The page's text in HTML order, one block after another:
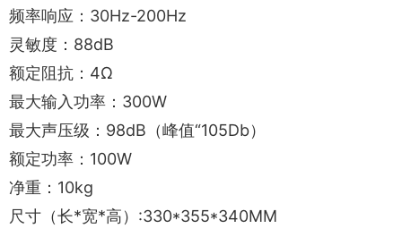
频率响应：30Hz-200Hz
灵敏度：88dB
额定阻抗：4Ω
最大输入功率：300W
最大声压级：98dB（峰值“105Db）
额定功率：100W
净重：10kg
尺寸（长*宽*高）:330*355*340MM